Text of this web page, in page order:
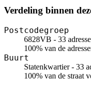
Verdeling binnen
Postcodegroep
6828VB - 33
100% van de
Buurt
Statenkwartier - 33
100% van de straat